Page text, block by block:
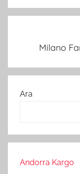
Milano
Ara
Andorra Kargo